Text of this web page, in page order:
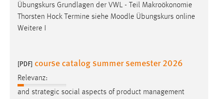
Übungskurs Grundlagen der VWL - Teil Makroökonomie
Thorsten Hock Termine siehe Moodle Übungskurs online
Weitere I
[PDF] course catalog summer semester 2026
Relevanz:
and strategic social aspects of product management